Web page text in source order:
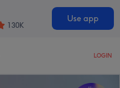
130K
Use app
LOGIN